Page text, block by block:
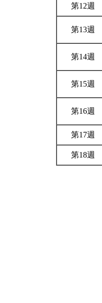
第12週
第13週
第14週
第15週
第16週
第17週
第18週